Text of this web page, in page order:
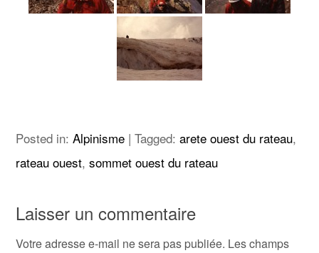
Posted in:Alpinisme |Tagged:arete ouest du rateau,
rateau ouest,sommet ouest du rateau
Laisser un commentaire
Votre adresse e-mail ne sera pas publiée. Les champs